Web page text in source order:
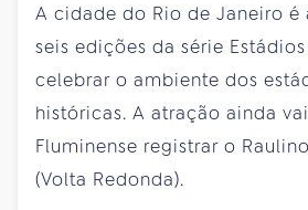
A cidade do Rio de Janeiro é
seis edições da série
celebrar o ambiente dos
históricas. A atração ainda
Fluminense registrar o
(Volta Redonda).